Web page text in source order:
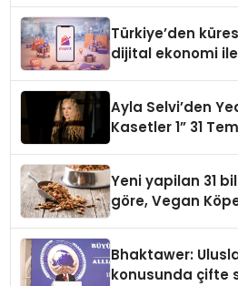
Türkiye’den
dijital ekonomi
Ayla Selvi’den
Kasetler 1” 31
Yeni yapilan 31
göre, Vegan
Bhaktawer:
konusunda çifte